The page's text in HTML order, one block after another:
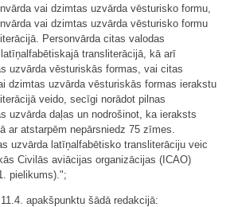
vai dzimtas uzvārda vēsturisko formu,
vai dzimtas uzvārda vēsturisko formu
Personvārda citas valodas
transliterācijā, kā arī
uzvārda vēsturiskās formas, vai citas
dzimtas uzvārda vēsturiskās formas ierakstu
veido, secīgi norādot pilnas
uzvārda daļas un nodrošinot, ka ieraksts
ar atstarpēm nepārsniedz 75 zīmes.
uzvārda latīņalfabētisko transliterāciju veic
Civilās aviācijas organizācijas (ICAO)
pielikums).";
apakšpunktu šādā redakcijā: